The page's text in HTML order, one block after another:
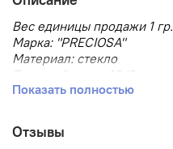
Вес единицы продажи 1 гр.
Марка: "PRECIOSA"
Материал: стекло
Размер бисера: 10/0
Размер, мм: 2.3
Тип упаковки: в пакете
Форма бисера: круглый
Показать полностью
Отзывы